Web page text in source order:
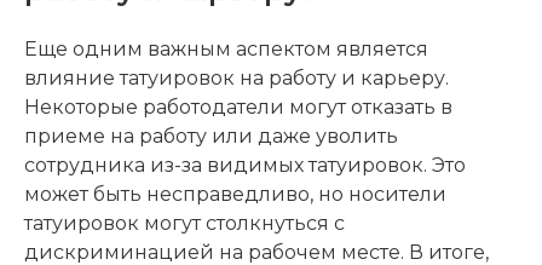
Еще одним важным аспектом является
влияние татуировок на работу и карьеру.
Некоторые работодатели могут отказать в
приеме на работу или даже уволить
сотрудника из-за видимых татуировок. Это
может быть несправедливо, но носители
татуировок могут столкнуться с
дискриминацией на рабочем месте. В итоге,